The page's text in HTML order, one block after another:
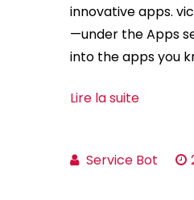
innovative apps.
—under the Apps
into the apps you
Lire la suite
Service Bot